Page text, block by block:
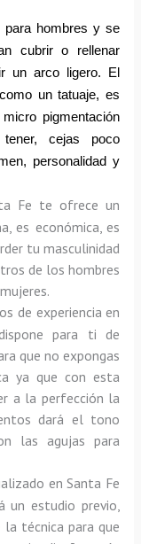
para hombres y se
cubrir o rellenar
un arco ligero. El
un tatuaje, es
pigmentación
cejas poco
personalidad y
Fe te ofrece un
es económica, es
tu masculinidad
de los hombres
de experiencia en
para ti de
que no expongas
ya que con esta
a la perfección la
dará el tono
las agujas para
en Santa Fe
estudio previo,
la técnica para que